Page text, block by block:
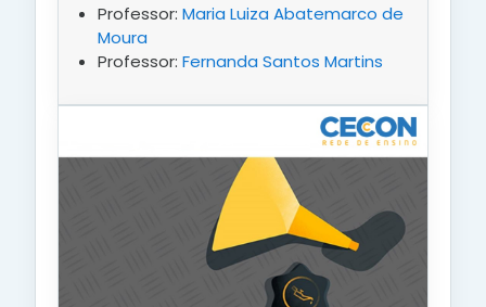
Professor: Maria Luiza Abatemarco de
Moura
Professor: Fernanda Santos Martins